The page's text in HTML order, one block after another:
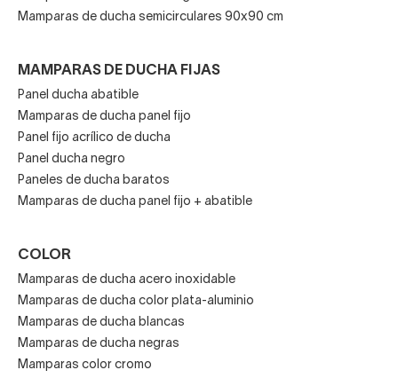
Mamparas de ducha semicirculares 90x90 cm
MAMPARAS DE DUCHA FIJAS
Panel ducha abatible
Mamparas de ducha panel fijo
Panel fijo acrílico de ducha
Panel ducha negro
Paneles de ducha baratos
Mamparas de ducha panel fijo + abatible
COLOR
Mamparas de ducha acero inoxidable
Mamparas de ducha color plata-aluminio
Mamparas de ducha blancas
Mamparas de ducha negras
Mamparas color cromo